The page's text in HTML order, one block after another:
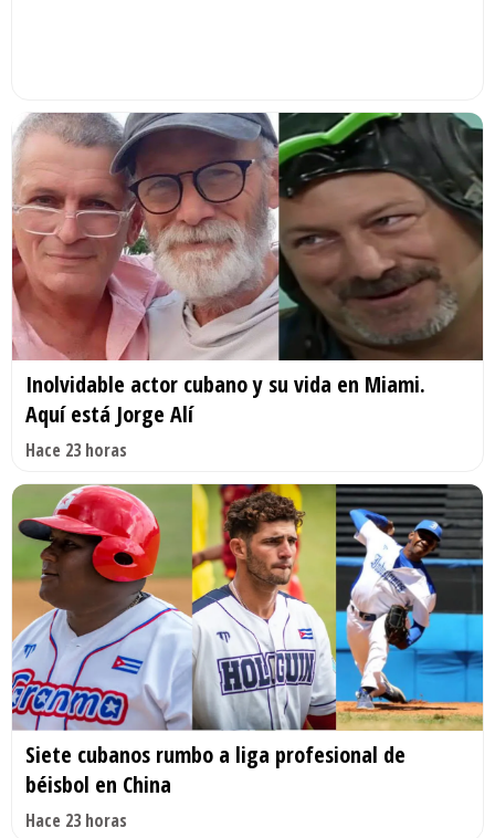
Inolvidable actor cubano y su vida en Miami.
Aquí está Jorge Alí
Hace 23 horas
Siete cubanos rumbo a liga profesional de
béisbol en China
Hace 23 horas